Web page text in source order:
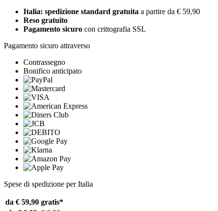
Italia: spedizione standard gratuita a partire da € 59,90
Reso gratuito
Pagamento sicuro con crittografia SSL
Pagamento sicuro attraverso
Contrassegno
Bonifico anticipato
Spese di spedizione per Italia
da € 59,90 gratis*